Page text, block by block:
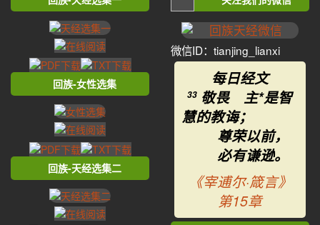
回族-女性选集
回族-天经选集二
微信ID：tianjing_lianxi
每日经文
33 敬畏 主*是智
慧的教诲；
尊荣以前，
必有谦逊。
《宰逋尔·箴言》
第15章